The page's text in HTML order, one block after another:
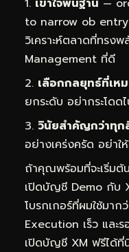
เข้าใจพื้นฐาน —
to narrow ob entry
วิเคราะห์ตลาดที่ทรง
Management ที่ดี
เลือกกลยุทธ์ที่เหม
ยกระดับ อย่ากระโดด
วินัยสำคัญกว่าทุก
อย่างเคร่งครัด อย่า
ถ้าคุณพร้อมที่จะเริ่มต้
เปิดบัญชี Demo กับ
โบรกเกอร์ที่ผมใช้มา
Execution เร็ว และ
เปิดบัญชี XM ฟรีได้ที่